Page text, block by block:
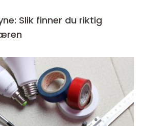
Slik finner du riktig